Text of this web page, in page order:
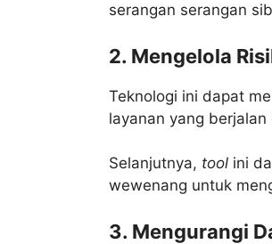
serangan serangan
2. Mengelola
Teknologi ini dapat
layanan yang berjalan
Selanjutnya, tool ini
wewenang untuk
3. Mengurangi